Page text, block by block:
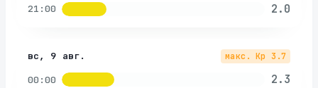
21:00 2.0
вс, 9 авг. макс. Kp 3.7
00:00 2.3